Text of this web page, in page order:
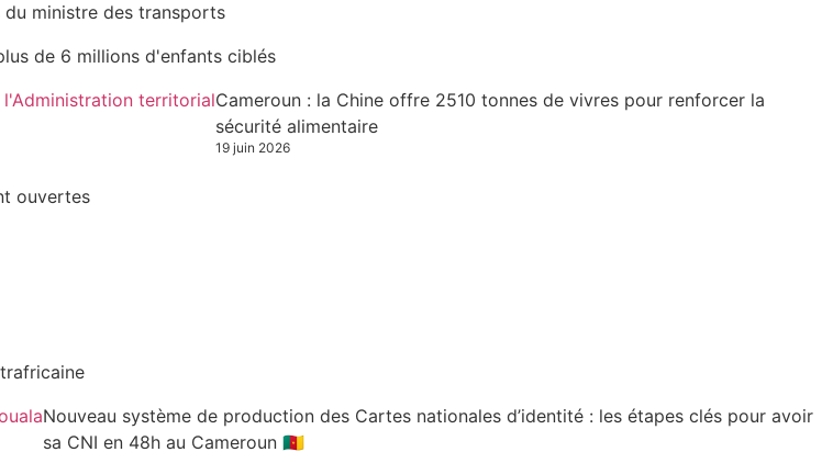
du ministre des transports
de 6 millions d'enfants ciblés
Cameroun : la Chine offre 2510 tonnes de vivres pour renforcer la
sécurité alimentaire
19 juin 2026
ouvertes
Nouveau système de production des Cartes nationales d’identité : les étapes clés pour avoir
sa CNI en 48h au Cameroun 🇨🇲